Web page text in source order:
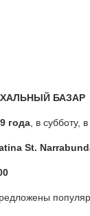
БАЗАР
года, в субботу,
St.